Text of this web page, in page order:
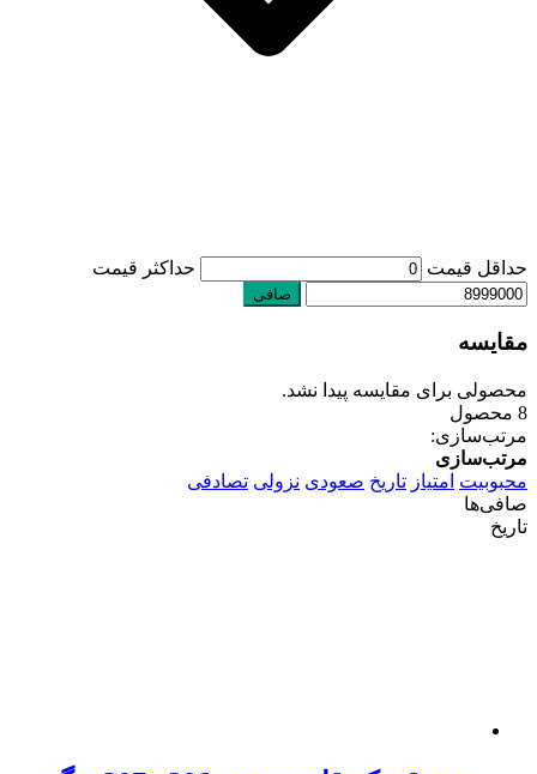
حداقل قیمت حداكثر قيمت
صافی
مقایسه
محصولی برای مقایسه پیدا نشد.
8 محصول
مرتب‌سازی:
مرتب‌سازی
محبوبیت امتیاز تاریخ صعودی نزولی تصادفی
صافی‌ها
تاریخ